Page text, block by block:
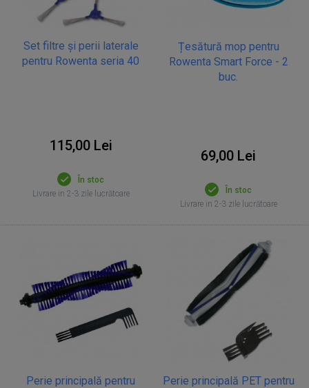
Set filtre și perii laterale
pentru Rowenta seria 40
115,00 Lei
În stoc
Livrare in 2-3 zile lucrătoare
Țesătură mop pentru
Rowenta Smart Force - 2
buc.
69,00 Lei
În stoc
Livrare in 2-3 zile lucrătoare
Perie principală pentru
Perie principală PET pentru